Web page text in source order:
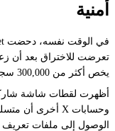
أمنية
تعرضت للاختراق بعد أن
يخص أكثر من 300,000 سجل.
الوصول إلى ملفات تعريف